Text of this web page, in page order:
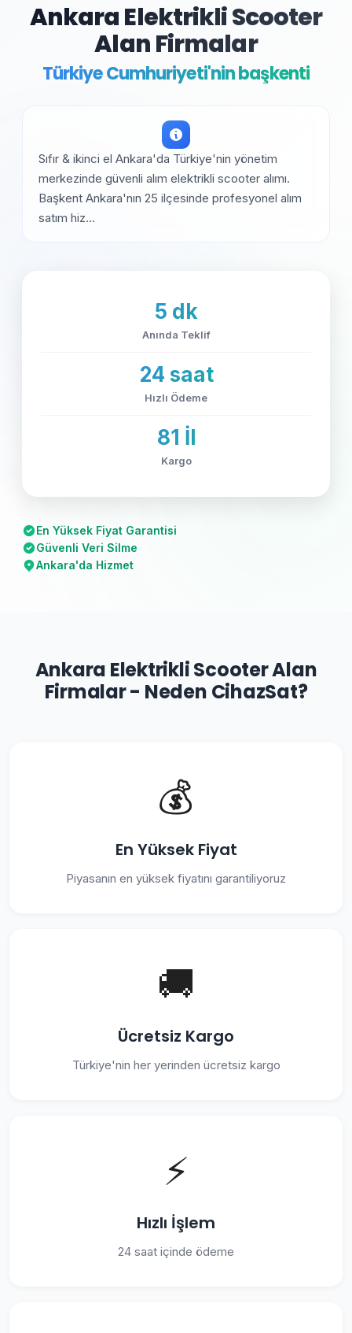
Ankara Elektrikli Scooter
Alan Firmalar
Türkiye Cumhuriyeti'nin başkenti
Sıfır & ikinci el Ankara'da Türkiye'nin yönetim
merkezinde güvenli alım elektrikli scooter alımı.
Başkent Ankara'nın 25 ilçesinde profesyonel alım
satım hiz...
5 dk
Anında Teklif
24 saat
Hızlı Ödeme
81 İl
Kargo
En Yüksek Fiyat Garantisi
Güvenli Veri Silme
Ankara'da Hizmet
Ankara Elektrikli Scooter Alan
Firmalar - Neden CihazSat?
💰
En Yüksek Fiyat
Piyasanın en yüksek fiyatını garantiliyoruz
🚚
Ücretsiz Kargo
Türkiye'nin her yerinden ücretsiz kargo
⚡
Hızlı İşlem
24 saat içinde ödeme